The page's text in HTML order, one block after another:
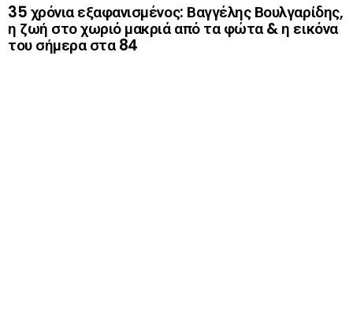
35 χρόνια εξαφανισμένος: Βαγγέλης Βουλγαρίδης,
η ζωή στο χωριό μακριά από τα φώτα & η εικόνα
του σήμερα στα 84